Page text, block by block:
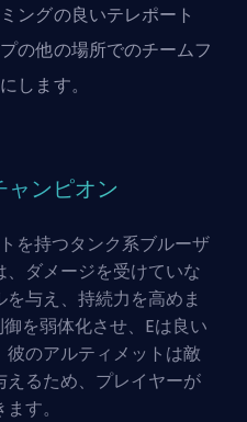
ングの良いテレポート
の他の場所でのチームフ
します。
ンピオン
を持つタンク系ブルーザ
ダメージを受けていな
与え、持続力を高めま
を弱体化させ、Eは良い
彼のアルティメットは敵
るため、プレイヤーが
す。